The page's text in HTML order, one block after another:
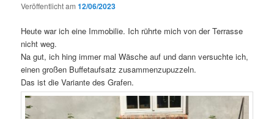
Veröffentlicht am12/06/2023
Heute war ich eine Immobilie. Ich rührte mich von der Terrasse
nicht weg.
Na gut, ich hing immer mal Wäsche auf und dann versuchte ich,
einen großen Buffetaufsatz zusammenzupuzzeln.
Das ist die Variante des Grafen.